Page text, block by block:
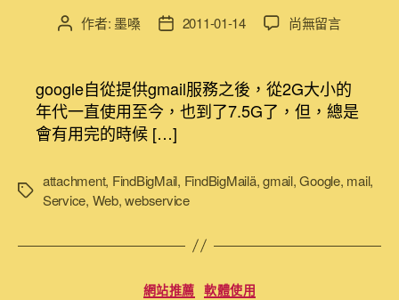
文
者
作者: 墨嗓
文
佈
日
期
2011-01-14
在
用
findBigMail
找
中
尚無留言
google自從提供gmail服務之後，從2G大小的
年代一直使用至今，也到了7.5G了，但，總是
會有用完的時候 […]
標
attachment, FindBigMail, FindBigMailä,gmail,Google, mail,
Service, Web,webservice
分
網站推薦 軟體使用